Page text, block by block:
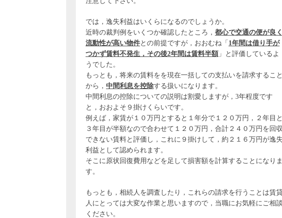
では，逸失利益はいくらになるのでしょうか。
近時の裁判例をいくつか確認したところ， 都心で交通の便が良く
流動性が高い物件との前提ですが，おおむね「 1年間は借り手が
つかず賃料不発生，その後2年間は賃料半額 」と評価しているよ
うでした。
もっとも，将来の賃料をを現在一括しての支払いを請求すること
から， 中間利息を控除する扱いになります。
中間利息の控除についての説明は割愛しますが，3年程度です
と，おおよそ９掛けくらいです。
例えば，家賃が１０万円とすると１年分で１２０万円，２年目と
３年目が半額なので合わせて１２０万円，合計２４０万円を回収
できない賃料と評価し，これに９掛けして，約２１６万円が逸失
利益として認められます。
そこに原状回復費用などを足して損害額を計算することになりま
す。
もっとも，相続人を調査したり，これらの請求を行うことは賃
人にとっては大変な作業と思いますので，当職にお気軽にご相談
ください。